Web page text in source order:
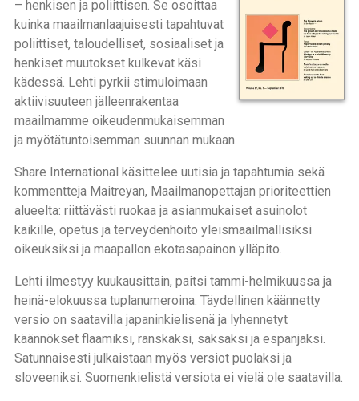
– henkisen ja poliittisen. Se osoittaa
kuinka maailmanlaajuisesti tapahtuvat
poliittiset, taloudelliset, sosiaaliset ja
henkiset muutokset kulkevat käsi
kädessä. Lehti pyrkii stimuloimaan
aktiivisuuteen jälleenrakentaa
maailmamme oikeudenmukaisemman
ja myötätuntoisemman suunnan mukaan.
Share International käsittelee uutisia ja tapahtumia sekä
kommentteja Maitreyan, Maailmanopettajan prioriteettien
alueelta: riittävästi ruokaa ja asianmukaiset asuinolot
kaikille, opetus ja terveydenhoito yleismaailmallisiksi
oikeuksiksi ja maapallon ekotasapainon ylläpito.
Lehti ilmestyy kuukausittain, paitsi tammi-helmikuussa ja
heinä-elokuussa tuplanumeroina. Täydellinen käännetty
versio on saatavilla japaninkielisenä ja lyhennetyt
käännökset flaamiksi, ranskaksi, saksaksi ja espanjaksi.
Satunnaisesti julkaistaan myös versiot puolaksi ja
sloveeniksi. Suomenkielistä versiota ei vielä ole saatavilla.